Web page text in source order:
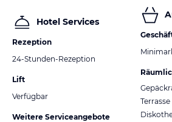
Hotel Services
Rezeption
24-Stunden-Rezeption
Lift
Verfügbar
Weitere Serviceangebote
Terrasse